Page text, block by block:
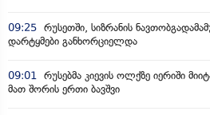
09:25 რუსეთში, სიზრანის
დარტყმები განხორციელდა
09:01
რუსებმა კიევის ოლქზე იერიში
მათ შორის ერთი ბავშვი